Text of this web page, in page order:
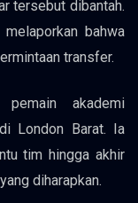
tersebut dibantah.
bahwa
transfer.
akademi
London Barat. Ia
tim hingga akhir
diharapkan.